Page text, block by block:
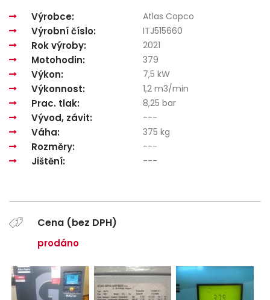
Výrobce:
Výrobní číslo:
Rok výroby:
Motohodin:
Výkon:
Výkonnost:
Prac. tlak:
Vývod, závit:
Váha:
Rozměry:
Jištění:
Atlas Copco
ITJ515660
2021
379
7,5 kW
1,2 m3/min
8,25 bar
---
375 kg
---
---
Cena (bez DPH)
prodáno